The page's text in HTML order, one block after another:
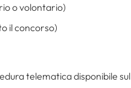
o volontario)
il concorso)
telematica disponibile sul